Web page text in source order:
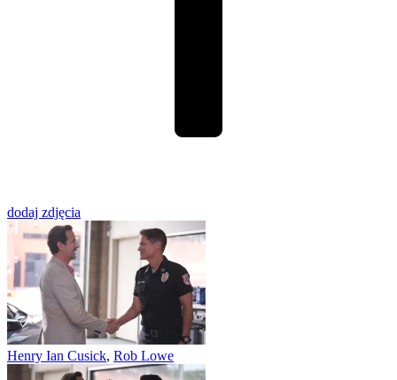
dodaj zdjęcia
Henry Ian Cusick, Rob Lowe